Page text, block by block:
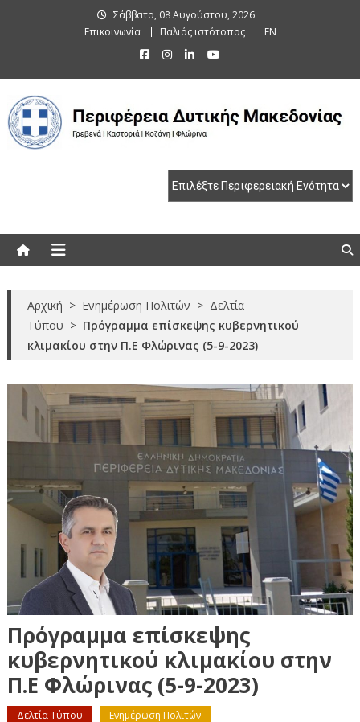
Σάββατο, 08 Αυγούστου, 2026
Επικοινωνία
Παλιός ιστότοπος EN
Αρχική > Ενημέρωση Πολιτών > Δελτία
Τύπου > Πρόγραμμα επίσκεψης κυβερνητικού
κλιμακίου στην Π.Ε Φλώρινας (5-9-2023)
Πρόγραμμα επίσκεψης
κυβερνητικού κλιμακίου στην
Π.Ε Φλώρινας (5-9-2023)
Δελτία Τύπου Ενημέρωση Πολιτών